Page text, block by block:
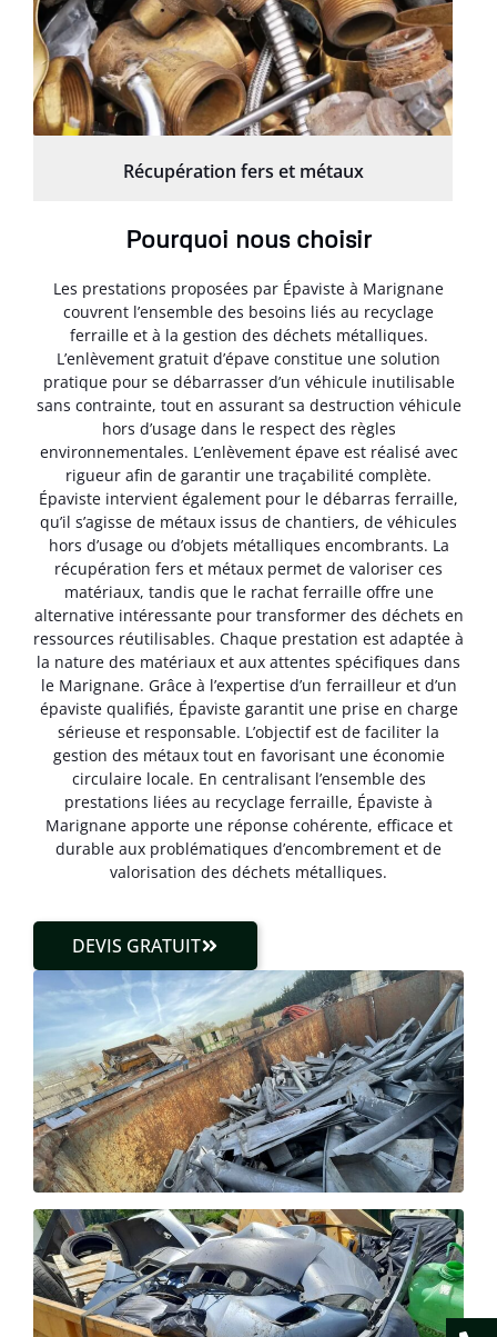
Récupération fers et métaux
Pourquoi nous choisir
Les prestations proposées par Épaviste à Marignane
couvrent l’ensemble des besoins liés au recyclage
ferraille et à la gestion des déchets métalliques.
L’enlèvement gratuit d’épave constitue une solution
pratique pour se débarrasser d’un véhicule inutilisable
sans contrainte, tout en assurant sa destruction véhicule
hors d’usage dans le respect des règles
environnementales. L’enlèvement épave est réalisé avec
rigueur afin de garantir une traçabilité complète.
Épaviste intervient également pour le débarras ferraille,
qu’il s’agisse de métaux issus de chantiers, de véhicules
hors d’usage ou d’objets métalliques encombrants. La
récupération fers et métaux permet de valoriser ces
matériaux, tandis que le rachat ferraille offre une
alternative intéressante pour transformer des déchets en
ressources réutilisables. Chaque prestation est adaptée à
la nature des matériaux et aux attentes spécifiques dans
le Marignane. Grâce à l’expertise d’un ferrailleur et d’un
épaviste qualifiés, Épaviste garantit une prise en charge
sérieuse et responsable. L’objectif est de faciliter la
gestion des métaux tout en favorisant une économie
circulaire locale. En centralisant l’ensemble des
prestations liées au recyclage ferraille, Épaviste à
Marignane apporte une réponse cohérente, efficace et
durable aux problématiques d’encombrement et de
valorisation des déchets métalliques.
DEVIS GRATUIT